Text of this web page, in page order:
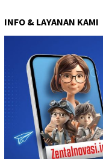
INFO & LAYANAN KAMI